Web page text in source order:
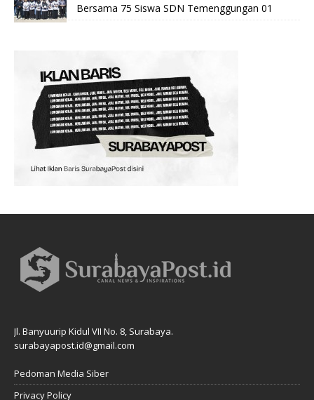
Bersama 75 Siswa SDN Temenggungan 01
Jl. Banyuurip Kidul VII No. 8, Surabaya.
surabayapost.id@gmail.com
Pedoman Media Siber
Privacy Policy